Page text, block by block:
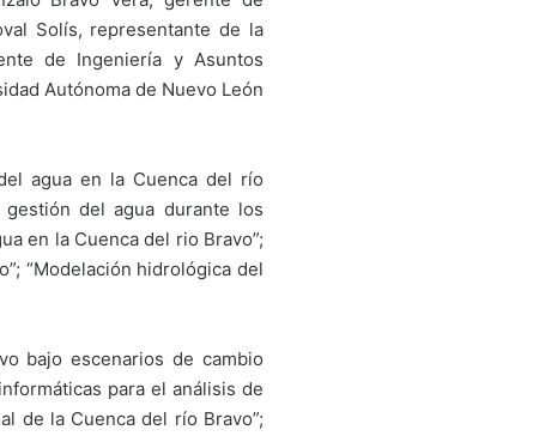
Solís, representante de la
de Ingeniería y Asuntos
Autónoma de Nuevo León
agua en la Cuenca del río
gestión del agua durante los
en la Cuenca del rio Bravo”;
“Modelación hidrológica del
bajo escenarios de cambio
para el análisis de
de la Cuenca del río Bravo”;